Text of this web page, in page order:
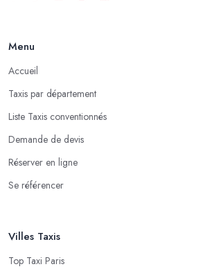
Menu
Accueil
Taxis par département
Liste Taxis conventionnés
Demande de devis
Réserver en ligne
Se référencer
Villes Taxis
Top Taxi Paris